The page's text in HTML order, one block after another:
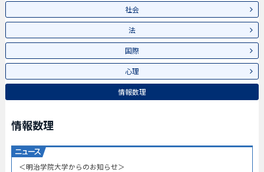
社会
法
国際
心理
情報数理
情報数理
＜明治学院大学からのお知らせ＞